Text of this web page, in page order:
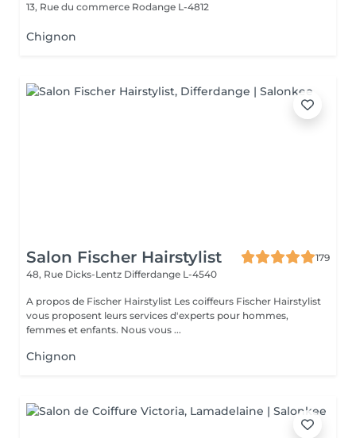
13, Rue du commerce Rodange L-4812
Chignon
Salon Fischer Hairstylist
179
48, Rue Dicks-Lentz Differdange L-4540
A propos de Fischer Hairstylist Les coiffeurs Fischer Hairstylist
vous proposent leurs services d'experts pour hommes,
femmes et enfants. Nous vous ...
Chignon